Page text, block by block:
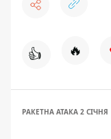
👍 🔥
РАКЕТНА АТАКА 2 СІЧНЯ